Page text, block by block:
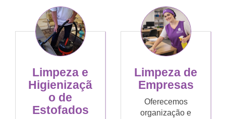
Limpeza e
Higienizaçã
o de
Estofados
Limpeza de
Empresas
Oferecemos
organização e